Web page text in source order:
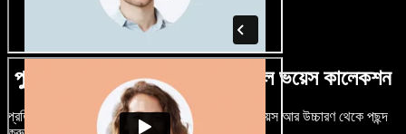
পুরুষ-নারী ভেদে নানান উচ্চারণে বিশাল ভয়েস কালেকশন
প্রতিটি প্রজেক্টকে আলাদা শোনাতে দিন। শত শত AI ভয়েস আর উচ্চারণ থেকে পছন্দ